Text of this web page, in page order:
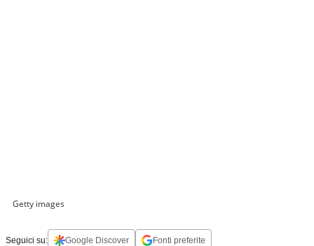
Getty images
Seguici su: Google Discover Fonti preferite